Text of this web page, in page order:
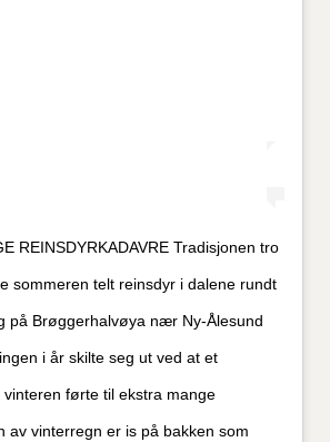
REINSDYRKADAVRE Tradisjonen tro
sommeren telt reinsdyr i dalene rundt
på Brøggerhalvøya nær Ny-Ålesund
i år skilte seg ut ved at et
førte til ekstra mange
av vinterregn er is på bakken som